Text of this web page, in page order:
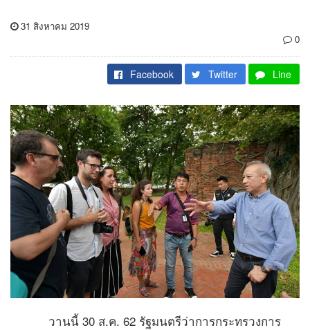
31 สิงหาคม 2019
0
Facebook Twitter Line
วานนี้ 30 ส.ค. 62 รัฐมนตรีว่าการกระทรวงการ